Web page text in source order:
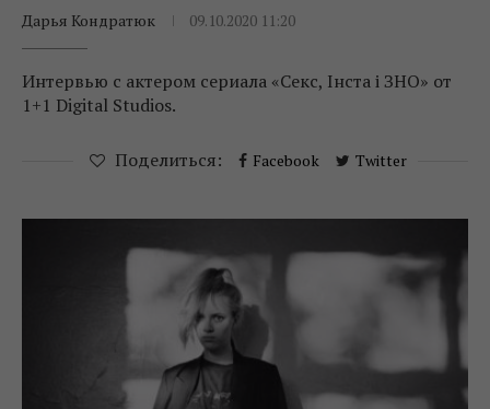
Дарья Кондратюк
09.10.2020 11:20
Интервью с актером сериала «Секс, Інста і ЗНО» от
1+1 Digital Studios.
Поделиться: Facebook Twitter